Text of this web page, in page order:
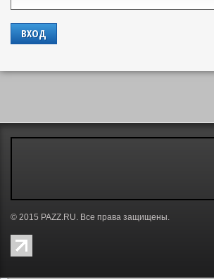
ВХОД
© 2015 PAZZ.RU. Все права защищены.